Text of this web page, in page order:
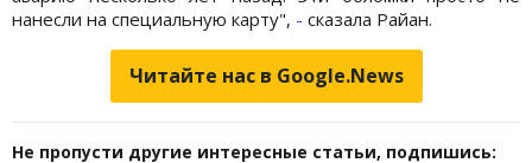
нанесли на специальную карту", - сказала Райан.
Читайте нас в Google.News
Не пропусти другие интересные статьи, подпишись: